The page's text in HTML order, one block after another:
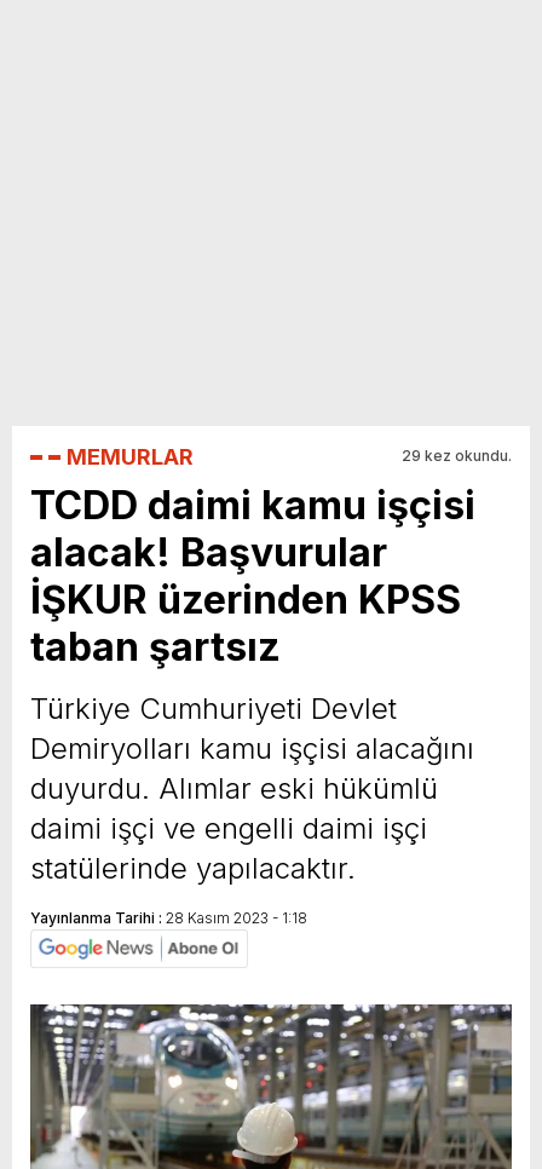
MEMURLAR 29 kez okundu.
TCDD daimi kamu işçisi
alacak! Başvurular
İŞKUR üzerinden KPSS
taban şartsız
Türkiye Cumhuriyeti Devlet
Demiryolları kamu işçisi alacağını
duyurdu. Alımlar eski hükümlü
daimi işçi ve engelli daimi işçi
statülerinde yapılacaktır.
Yayınlanma Tarihi : 28 Kasım 2023 - 1:18